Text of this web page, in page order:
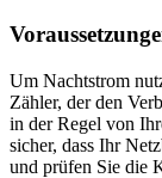
Um Nachtstrom
Zähler, der den
in der Regel von
sicher, dass Ihr
und prüfen Sie die